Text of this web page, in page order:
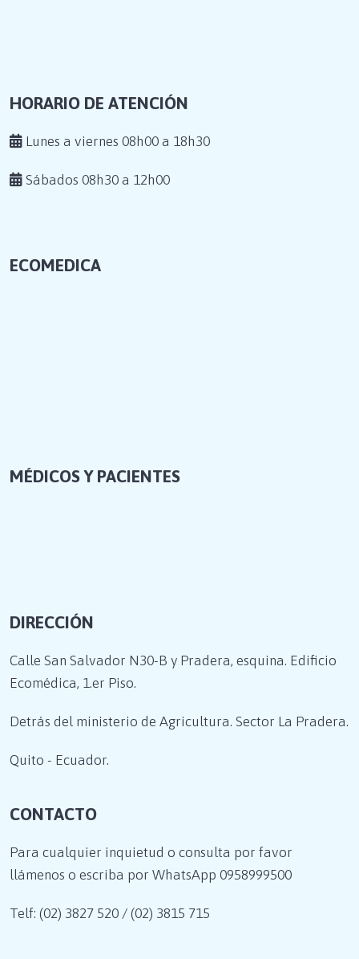
HORARIO DE ATENCIÓN
Lunes a viernes 08h00 a 18h30
Sábados 08h30 a 12h00
ECOMEDICA
MÉDICOS Y PACIENTES
DIRECCIÓN
Calle San Salvador N30-B y Pradera, esquina. Edificio
Ecomédica, 1.er Piso.
Detrás del ministerio de Agricultura. Sector La Pradera.
Quito - Ecuador.
CONTACTO
Para cualquier inquietud o consulta por favor
llámenos o escriba por WhatsApp 0958999500
Telf: (02) 3827 520 / (02) 3815 715